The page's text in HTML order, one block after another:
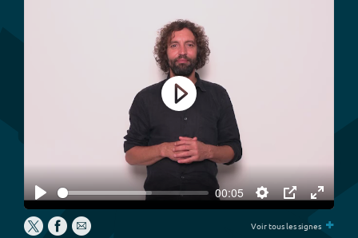
Play
00:05
Settings
PIP
Enter
Play
Voir tous les signes +